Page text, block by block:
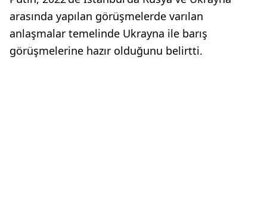
arasında yapılan görüşmelerde varılan
anlaşmalar temelinde Ukrayna ile barış
görüşmelerine hazır olduğunu belirtti.